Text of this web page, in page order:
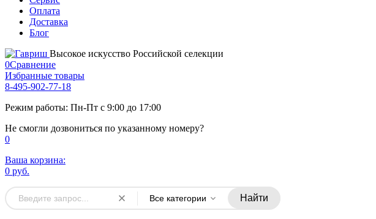
Оплата
Доставка
Блог
Высокое искусство Российской селекции
0Сравнение
Избранные товары
8-495-902-77-18
Режим работы: Пн-Пт с 9:00 до 17:00
Не смогли дозвониться по указанному номеру?
0
Ваша корзина:
0 руб.
Все категории Найти